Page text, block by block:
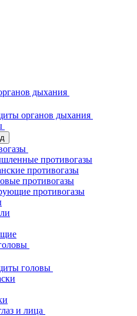
дыхания
органов дыхания
противогазы
противогазы
противогазы
противогазы
головы
и лица